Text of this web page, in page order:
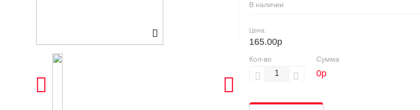
В наличии
Цена:
165.00р
Кол-во Сумма
0р